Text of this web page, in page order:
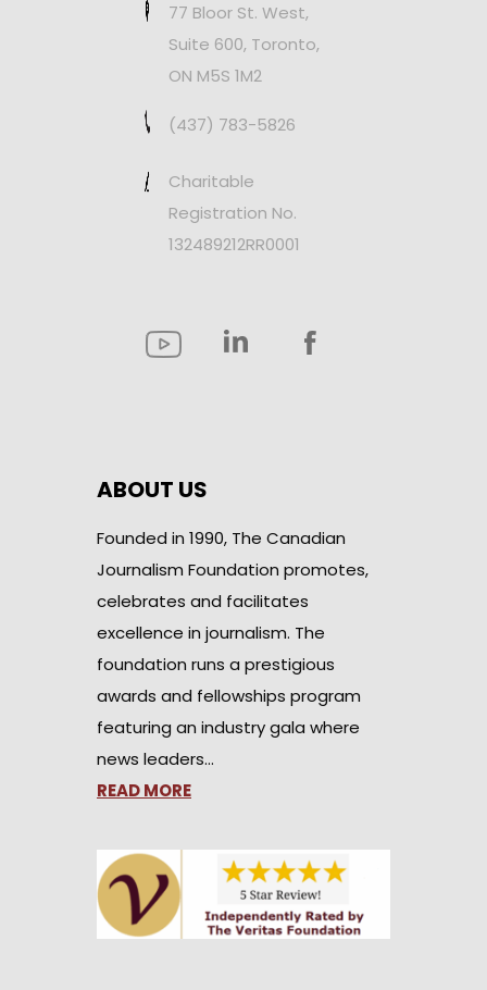
77 Bloor St. West,
Suite 600, Toronto,
ON M5S 1M2
(437) 783-5826
Charitable
Registration No.
132489212RR0001
ABOUT US
Founded in 1990, The Canadian
Journalism Foundation promotes,
celebrates and facilitates
excellence in journalism. The
foundation runs a prestigious
awards and fellowships program
featuring an industry gala where
news leaders…
READ MORE